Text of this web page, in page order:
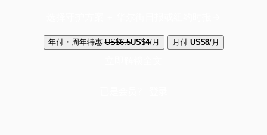
年付・周年特惠 US$6.5US$4/月 月付 US$8/月